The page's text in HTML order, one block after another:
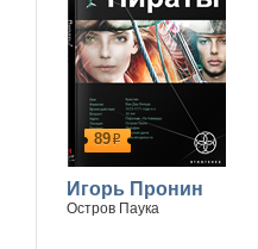
89р
Игорь Пронин
Остров Паука